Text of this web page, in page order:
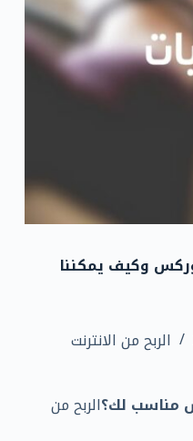
وكيف يمكننا
الربح من الانترنت
مناسب لك؟الربح من